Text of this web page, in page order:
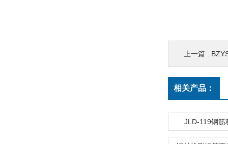
上一篇 : BZYS-
相关产品：
JLD-119钢筋